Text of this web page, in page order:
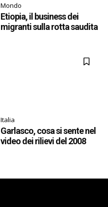
Mondo
Etiopia, il business dei
migranti sulla rotta saudita
Italia
Garlasco, cosa si sente nel
video dei rilievi del 2008